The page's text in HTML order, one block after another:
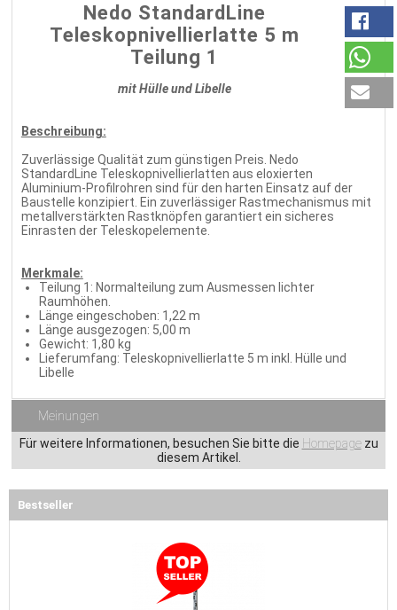
Nedo StandardLine
Teleskopnivellierlatte 5 m
Teilung 1
mit Hülle und Libelle
Beschreibung:
Zuverlässige Qualität zum günstigen Preis. Nedo
StandardLine Teleskopnivellierlatten aus eloxierten
Aluminium-Profilrohren sind für den harten Einsatz auf der
Baustelle konzipiert. Ein zuverlässiger Rastmechanismus mit
metallverstärkten Rastknöpfen garantiert ein sicheres
Einrasten der Teleskopelemente.
Merkmale:
Teilung 1: Normalteilung zum Ausmessen lichter
Raumhöhen.
Länge eingeschoben: 1,22 m
Länge ausgezogen: 5,00 m
Gewicht: 1,80 kg
Lieferumfang: Teleskopnivellierlatte 5 m inkl. Hülle und
Libelle
Meinungen
Für weitere Informationen, besuchen Sie bitte die Homepagezu
diesem Artikel.
Bestseller